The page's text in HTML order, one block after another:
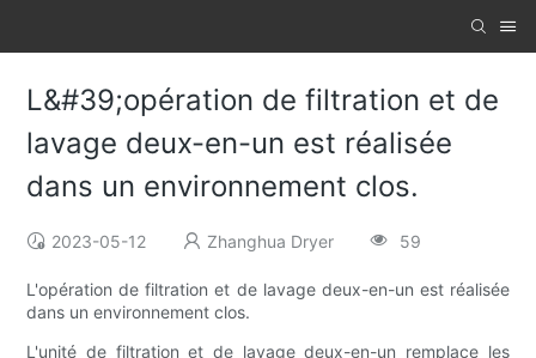
L&#39;opération de filtration et de
lavage deux-en-un est réalisée
dans un environnement clos.
2023-05-12 Zhanghua Dryer 59
L'opération de filtration et de lavage deux-en-un est réalisée
dans un environnement clos.
L'unité de filtration et de lavage deux-en-un remplace les